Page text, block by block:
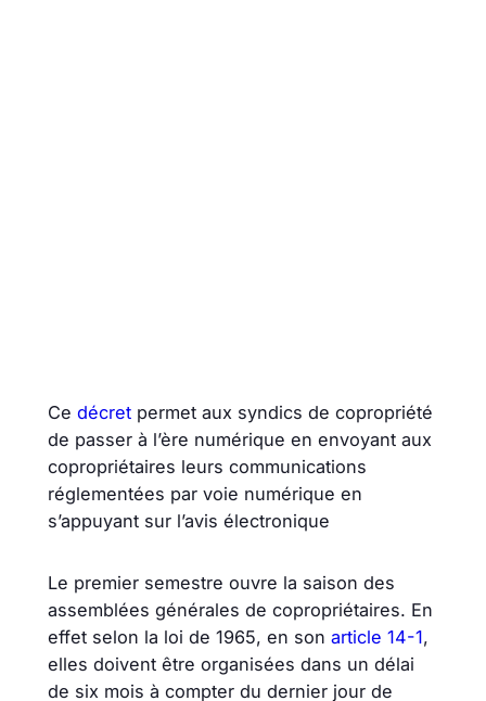
Ce décretpermet aux syndics de copropriété
de passer à l’ère numérique en envoyant aux
copropriétaires leurs communications
réglementées par voie numérique en
s’appuyant sur l’avis électronique
Le premier semestre ouvre la saison des
assemblées générales de copropriétaires. En
effet selon la loi de 1965, en son article 14-1,
elles doivent être organisées dans un délai
de six mois à compter du dernier jour de